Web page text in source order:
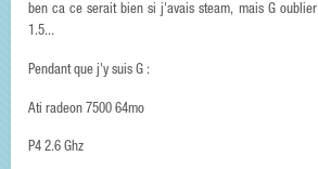
ben ca ce serait bien si j'avais steam, mais G
1.5...
Pendant que j'y suis G :
Ati radeon 7500 64mo
P4 2.6 Ghz